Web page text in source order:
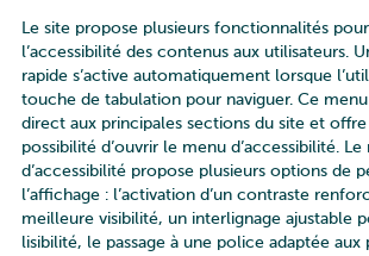
Le site propose plusieurs fonctionnalités
l’accessibilité des contenus aux utilisateurs.
rapide s’active automatiquement lorsque
touche de tabulation pour naviguer. Ce
direct aux principales sections du site et
possibilité d’ouvrir le menu d’accessibilité. Le
d’accessibilité propose plusieurs options de
l’affichage : l’activation d’un contraste
meilleure visibilité, un interlignage ajustable
lisibilité, le passage à une police adaptée aux